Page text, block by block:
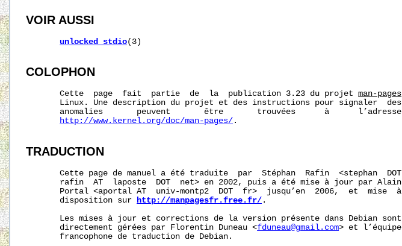
VOIR AUSSI
unlocked_stdio(3)
COLOPHON
       Cette  page  fait  partie  de  la  publication 3.23 du projet
man-pages
       Linux. Une description du projet et des instructions pour signaler  des
       anomalies       peuvent       être       trouvées      à      l’adresse
http://www.kernel.org/doc/man-pages/ .
TRADUCTION
       Cette page de manuel a été traduite  par  Stéphan  Rafin  <stephan  DOT
       rafin  AT  laposte  DOT  net> en 2002, puis a été mise à jour par Alain
       Portal <aportal AT  univ-montp2  DOT  fr>  jusqu’en  2006,  et  mise  à
       disposition sur
http://manpagesfr.free.fr/ .
       Les mises à jour et corrections de la version présente dans Debian sont
       directement gérées par Florentin Duneau <
fduneau@gmail.com> et l’équipe
       francophone de traduction de Debian.